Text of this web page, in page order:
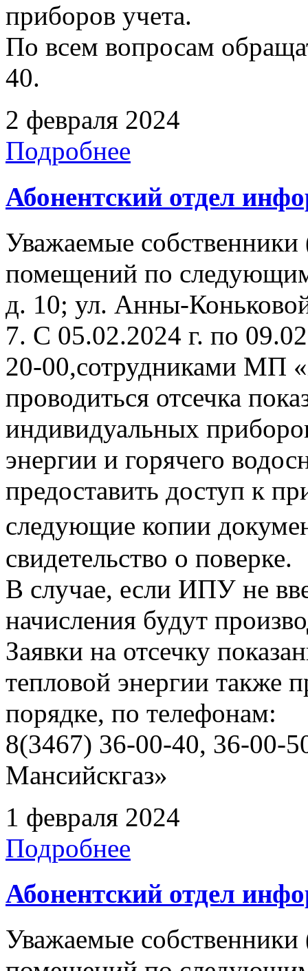
приборов учета.
По всем вопросам
40.
2 февраля 2024
Подробнее
Абонентский отдел
Уважаемые
помещений по
д. 10; ул. Анны-
7. C 05.02.2024 г. по
20-00,сотрудниками МП
проводиться отсечка
индивидуальных
энергии и горячего
предоставить доступ к
следующие копии
свидетельство о поверке.
В случае, если ИПУ не
начисления будут
Заявки на отсечку
тепловой энергии также
порядке, по телефонам:
8(3467) 36-00-40, 36-
Мансийскгаз»
1 февраля 2024
Подробнее
Абонентский отдел
Уважаемые